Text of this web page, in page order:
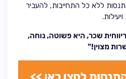
ללא כל התחייבות, להעביר
שכר, היא פשוטה, נוחה,
מצוין!"